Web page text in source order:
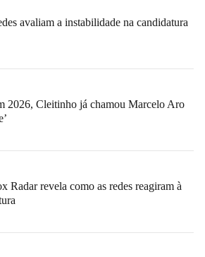
avaliam a instabilidade na candidatura
2026, Cleitinho já chamou Marcelo Aro
Radar revela como as redes reagiram à